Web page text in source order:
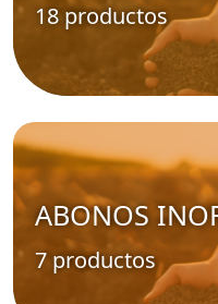
18 productos
ABONOS
7 productos